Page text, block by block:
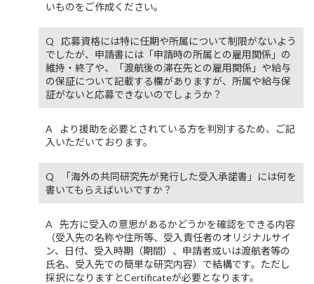
いものをご作成ください。
応募資格には特に任期や所属について制限がないよう
でしたが、申請書には「申請時の所属との雇用関係」の
維持・終了や、「渡航後の滞在先との雇用関係」や給与
の保証について記載する欄がありますが、所属や給与保
証がないと応募できないのでしょうか？
より援助を必要とされている方を判別するため、ご記
入いただいております。
「海外の共同研究先が発行した受入承諾書」には何を
書いてもらえばいいですか？
先方に受入の意思があるかどうかを確認をできる内容
（受入先の名称や住所等、受入責任者のオリジナルサイ
ン、日付、受入時期（期間）、申請者或いは渡航者等の
氏名、受入先での簡単な研究内容）で結構です。ただし
採択になりますとCertificateが必要となります。